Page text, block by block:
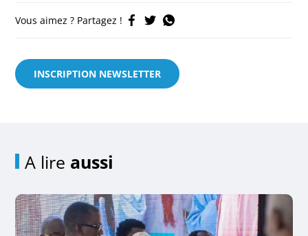
Vous aimez ? Partagez !
INSCRIPTION NEWSLETTER
A lire aussi